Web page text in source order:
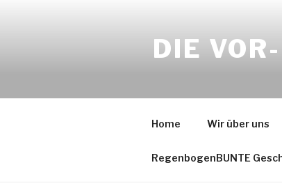
DIE
Home Wir über uns
RegenbogenBUNTE